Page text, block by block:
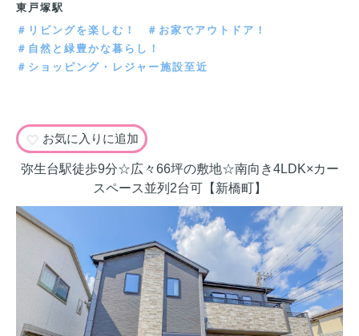
東戸塚駅
＃リビングを楽しむ！
＃お家でアウトドア！
＃自然と緑豊かな暮らし！
＃ショッピング・レジャー施設至近
お気に入りに追加
弥生台駅徒歩9分☆広々66坪の敷地☆南向き4LDK×カー
スペース並列2台可【新橋町】